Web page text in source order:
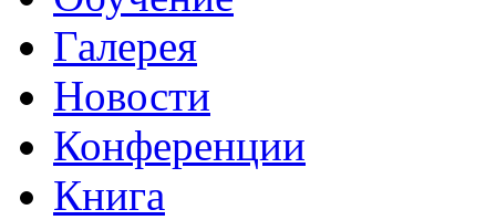
Галерея
Новости
Конференции
Книга